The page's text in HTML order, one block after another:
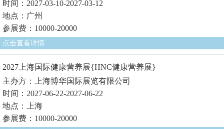
时间：2027-03-10-2027-03-12
地点：广州
参展费：10000-20000
点击查看详情
2027上海国际健康营养展{HNC健康营养展}
主办方：上海博华国际展览有限公司
时间：2027-06-22-2027-06-22
地点：上海
参展费：10000-20000